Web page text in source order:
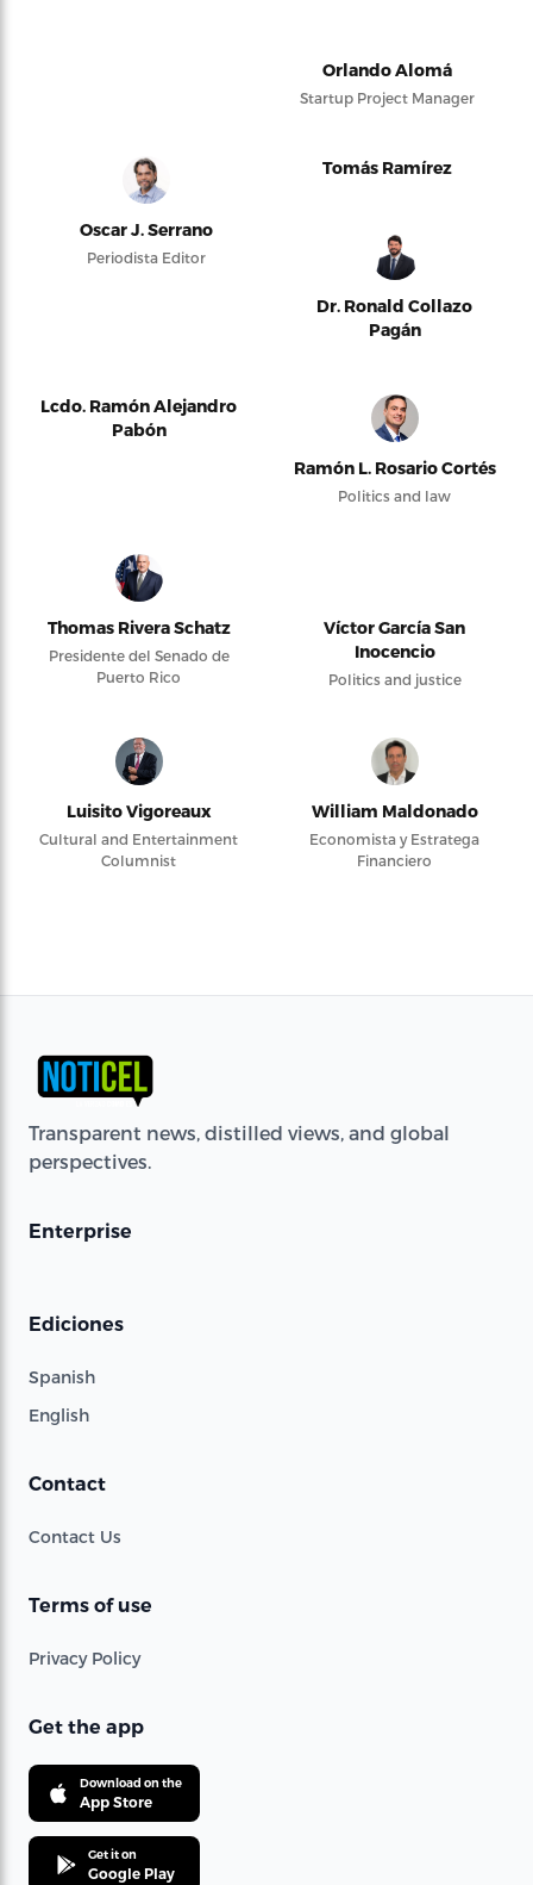
Orlando Alomá
Startup Project Manager
Oscar J. Serrano
Periodista Editor
Tomás Ramírez
Dr. Ronald Collazo
Pagán
Lcdo. Ramón Alejandro
Pabón
Ramón L. Rosario Cortés
Politics and law
Thomas Rivera Schatz
Presidente del Senado de
Puerto Rico
Víctor García San
Inocencio
Politics and justice
Luisito Vigoreaux
Cultural and Entertainment
Columnist
William Maldonado
Economista y Estratega
Financiero
Transparent news, distilled views, and global
perspectives.
Enterprise
Ediciones
Spanish
English
Contact
Contact Us
Terms of use
Privacy Policy
Get the app
Download on the
App Store
Get it on
Google Play